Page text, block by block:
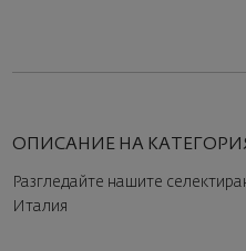
ОПИСАНИЕ НА
Разгледайте нашите
Италия